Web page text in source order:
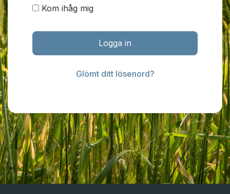
Kom ihåg mig
Logga in
Glömt ditt lösenord?